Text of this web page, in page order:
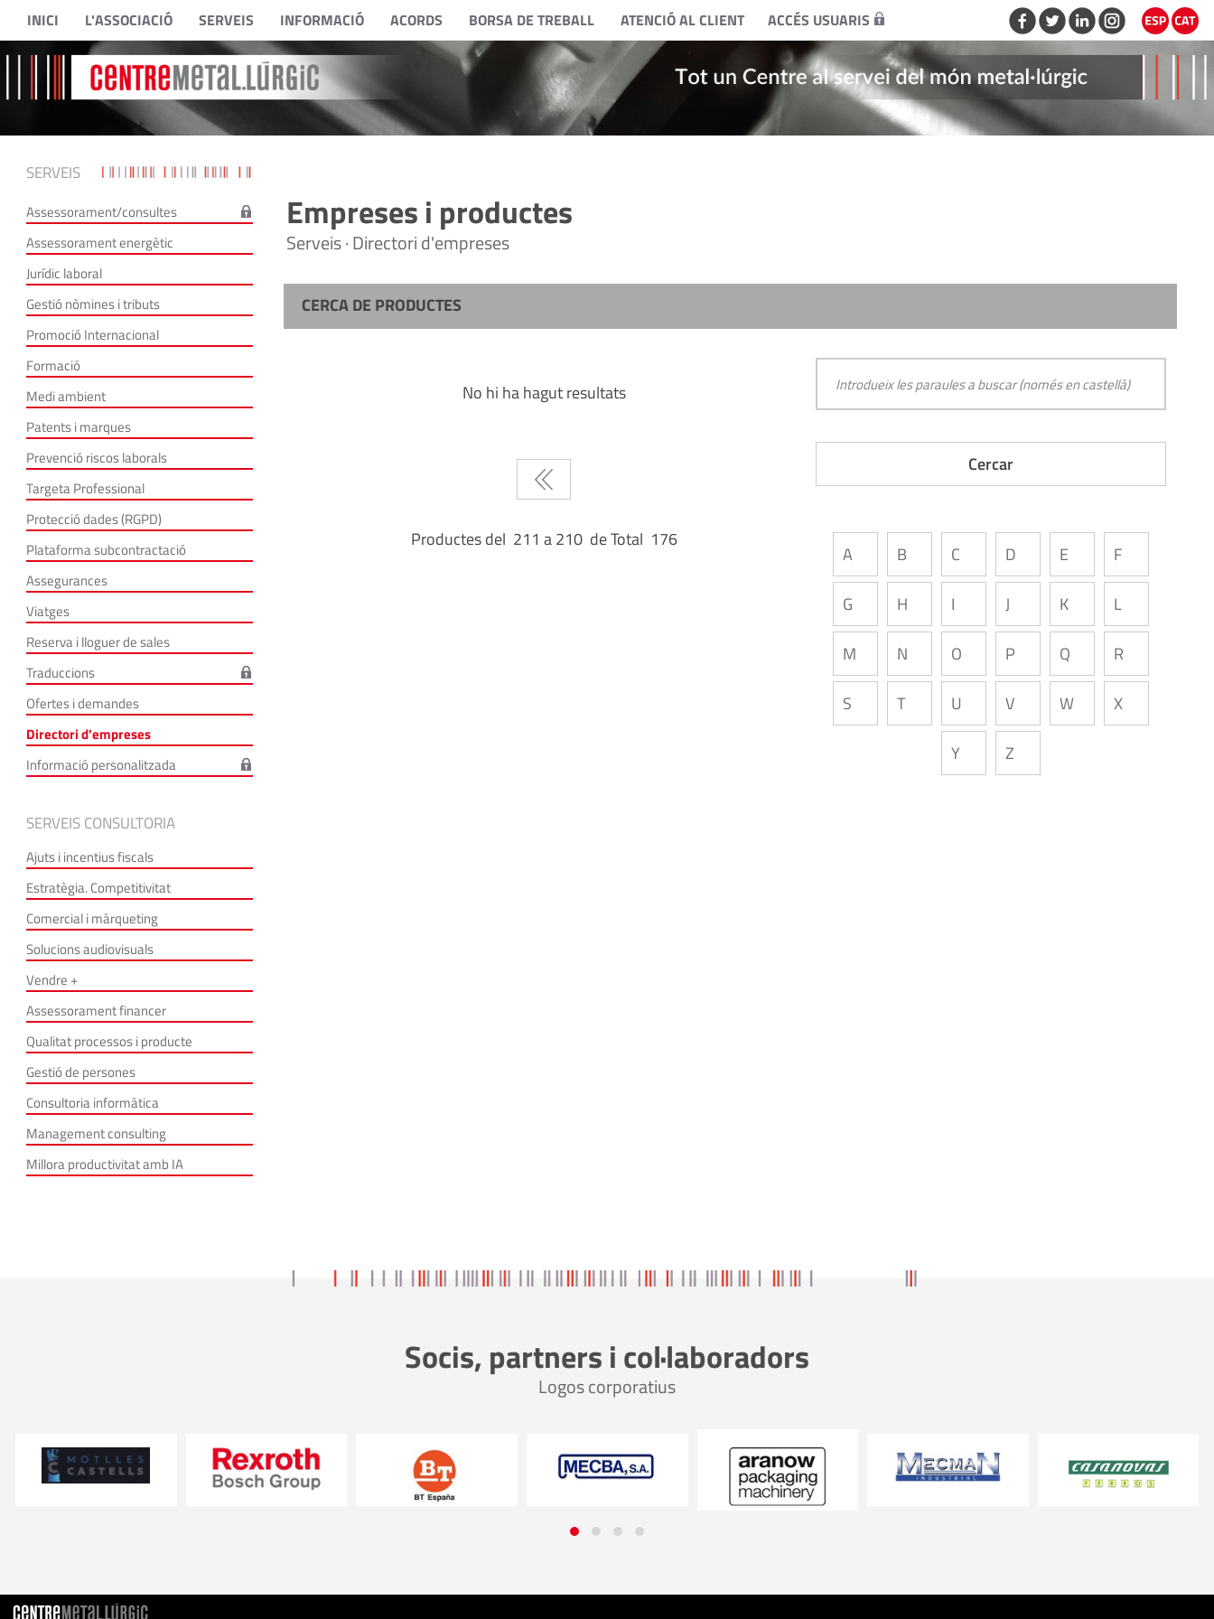
INICI L'ASSOCIACIÓ SERVEIS INFORMACIÓ ACORDS BORSA DE TREBALL ATENCIÓ AL CLIENT ACCÉS USUARIS
SERVEIS
Assessorament/consultes
Assessorament energètic
Jurídic laboral
Gestió nòmines i tributs
Promoció Internacional
Formació
Medi ambient
Patents i marques
Prevenció riscos laborals
Targeta Professional
Protecció dades (RGPD)
Plataforma subcontractació
Assegurances
Viatges
Reserva i lloguer de sales
Traduccions
Ofertes i demandes
Directori d'empreses
Informació personalitzada
SERVEIS CONSULTORIA
Ajuts i incentius fiscals
Estratègia. Competitivitat
Comercial i màrqueting
Solucions audiovisuals
Vendre +
Assessorament financer
Qualitat processos i producte
Gestió de persones
Consultoria informàtica
Management consulting
Millora productivitat amb IA
Empreses i productes
Serveis · Directori d'empreses
CERCA DE PRODUCTES
No hi ha hagut resultats
Productes del 211 a 210 de Total 176
A B C D E F
G H I J K L
M N O P Q R
S T U V W X
Y Z
Socis, partners i col·laboradors
Logos corporatius